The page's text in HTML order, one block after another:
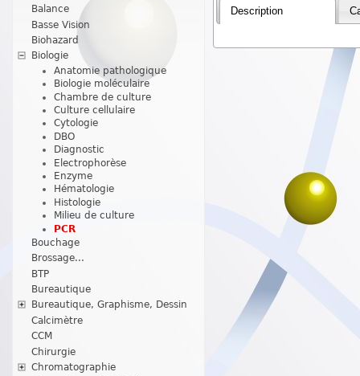
Balance
Basse Vision
Biohazard
Biologie
Anatomie pathologique
Biologie moléculaire
Chambre de culture
Culture cellulaire
Cytologie
DBO
Diagnostic
Electrophorèse
Enzyme
Hématologie
Histologie
Milieu de culture
PCR
Bouchage
Brossage...
BTP
Bureautique
Bureautique, Graphisme, Dessin
Calcimètre
CCM
Chirurgie
Chromatographie
Description